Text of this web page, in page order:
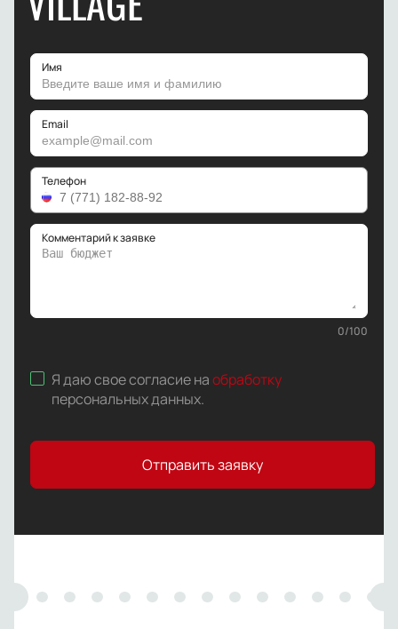
Имя
Email
Телефон
Комментарий к заявке
0/100
Я даю свое согласие наобработку
персональных данных.
Отправить заявку